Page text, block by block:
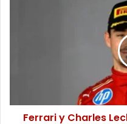
un
contrato
Ferrari y Charles